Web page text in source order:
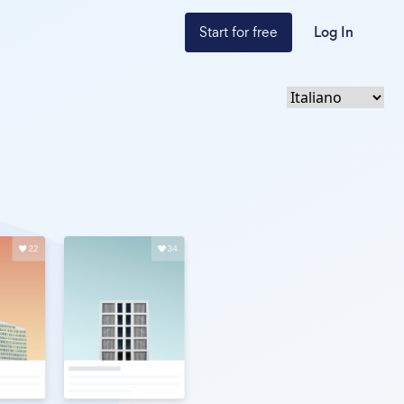
Start for free Log In